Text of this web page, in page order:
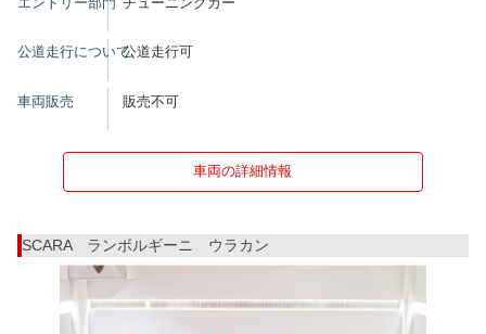
公道走行について公道走行可
車両販売 販売不可
車両の詳細情報
SCARA ランボルギーニ ウラカン